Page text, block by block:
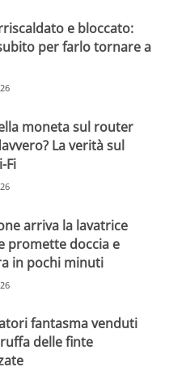
e bloccato:
per farlo tornare a
moneta sul router
La verità sul
Fi
arriva la lavatrice
promette doccia e
in pochi minuti
fantasma venduti
delle finte